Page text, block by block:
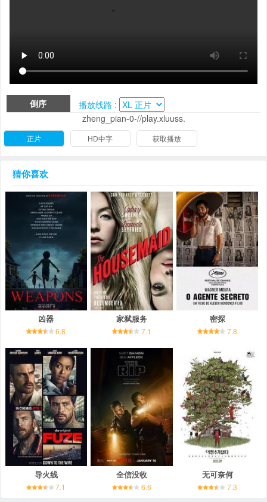
倒序
播放线路 :
zheng_pian-0-//play.xluuss.
正片 HD中字 获取播放
猜你喜欢
凶器
6.8
家弑服务
7.1
密探
7.8
导火线
7.1
全信没收
6.6
无可奈何
7.3